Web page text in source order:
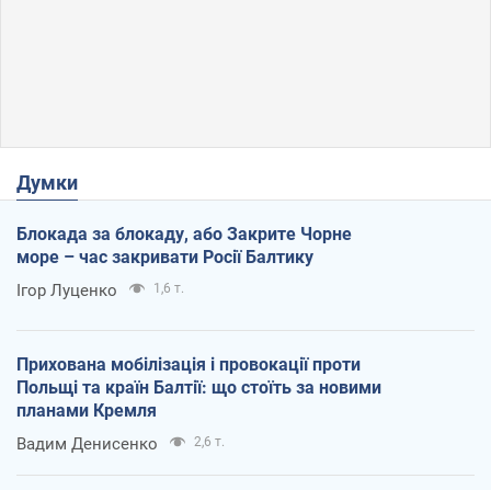
Думки
Блокада за блокаду, або Закрите Чорне
море – час закривати Росії Балтику
Ігор Луценко 1,6 т.
Прихована мобілізація і провокації проти
Польщі та країн Балтії: що стоїть за новими
планами Кремля
Вадим Денисенко 2,6 т.